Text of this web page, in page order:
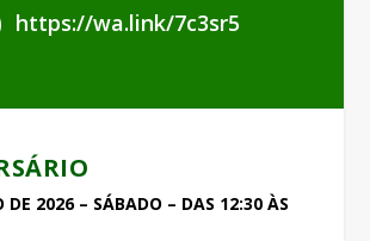
https://wa.link/7c3sr5
DE 2026 – SÁBADO – DAS 12:30 ÀS